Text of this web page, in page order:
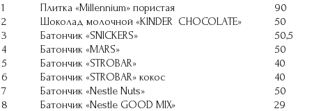
1
Плитка «Millennium» пористая
90
2
Шоколад молочной «KINDER CHOCOLATE»
50
3
Батончик «SNICKERS»
50,5
4
Батончик «MARS»
50
5
Батончик «STROBAR»
40
6
Батончик «STROBAR» кокос
40
7
Батончик «Nestle Nuts»
50
8
Батончик «Nestle GOOD MIX»
29